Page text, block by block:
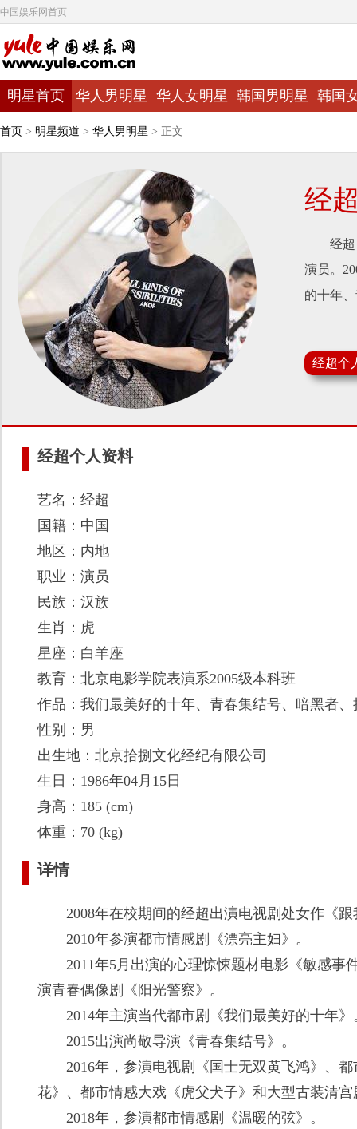
中国娱乐网首页
明星首页 华人男明星 华人女明星 韩国男明星 韩国
首页 > 明星频道 > 华人男明星 > 正文
经
经超，
演员。
的十年
经超个
经超个人资料
艺名：经超
国籍：中国
地区：内地
职业：演员
民族：汉族
生肖：虎
星座：白羊座
教育：北京电影学院表演系2005级本科班
作品：我们最美好的十年、青春集结号、暗黑者
性别：男
出生地：北京拾捌文化经纪有限公司
生日：1986年04月15日
身高：185 (cm)
体重：70 (kg)
详情
2008年在校期间的经超出演电视剧处女作《跟
2010年参演都市情感剧《漂亮主妇》。
2011年5月出演的心理惊悚题材电影《敏感事
演青春偶像剧《阳光警察》。
2014年主演当代都市剧《我们最美好的十年》
2015出演尚敬导演《青春集结号》。
2016年，参演电视剧《国士无双黄飞鸿》、都
花》、都市情感大戏《虎父犬子》和大型古装清
2018年，参演都市情感剧《温暖的弦》。